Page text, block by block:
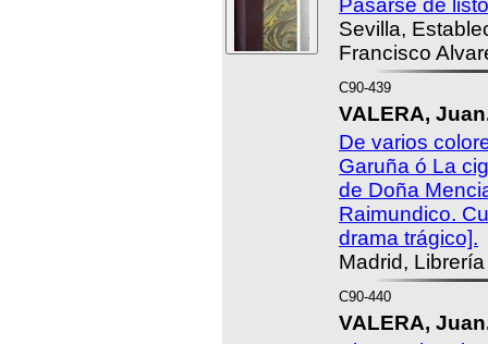
Pasarse de
Sevilla,
Francisco
C90-439
VALERA,
De varios
Garuña ó La
de Doña
Raimundico.
drama trágico].
Madrid,
C90-440
VALERA,